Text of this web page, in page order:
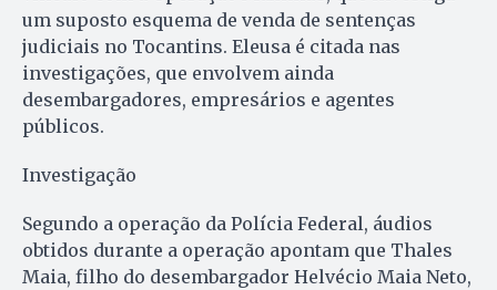
um suposto esquema de venda de sentenças
judiciais no Tocantins. Eleusa é citada nas
investigações, que envolvem ainda
desembargadores, empresários e agentes
públicos.
Investigação
Segundo a operação da Polícia Federal, áudios
obtidos durante a operação apontam que Thales
Maia, filho do desembargador Helvécio Maia Neto,